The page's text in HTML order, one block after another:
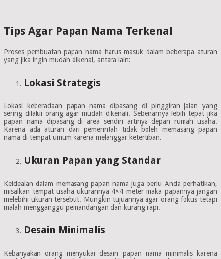
Tips Agar Papan Nama Terkenal
Proses pembuatan papan nama harus masuk dalam beberapa aturan
yang jika ingin mudah dikenal, antara lain:
Lokasi Strategis
Lokasi keberadaan papan nama dipasang di pinggiran jalan yang
sering dilalui orang agar mudah dikenali. Sebenarnya lebih tepat jika
papan nama dipasang di area sendiri artinya depan rumah usaha.
Karena ada aturan dari pemerintah tidak boleh memasang papan
nama di tempat umum karena melanggar ketertiban.
Ukuran Papan yang Standar
Keidealan dalam memasang papan nama juga perlu Anda perhatikan,
misalkan tempat usaha ukurannya 4×4 meter maka papannya jangan
melebihi ukuran tersebut. Mungkin tujuannya agar orang fokus tetapi
malah mengganggu pemandangan dan kurang rapi.
Desain Minimalis
Kebanyakan orang menyukai desain papan nama minimalis karena